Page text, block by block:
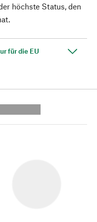
höchste Status, den
für die EU